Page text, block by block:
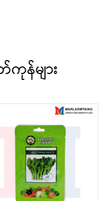
န်များ